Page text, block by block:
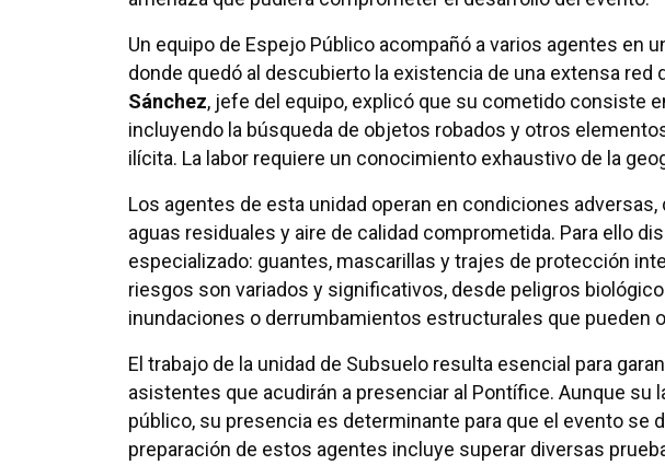
Un equipo de Espejo Público acompañó a varios agentes en
donde quedó al descubierto la existencia de una extensa red
Sánchez, jefe del equipo, explicó que su cometido consiste
incluyendo la búsqueda de objetos robados y otros
ilícita. La labor requiere un conocimiento exhaustivo de la
Los agentes de esta unidad operan en condiciones
aguas residuales y aire de calidad comprometida. Para ello
especializado: guantes, mascarillas y trajes de protección
riesgos son variados y significativos, desde peligros
inundaciones o derrumbamientos estructurales que pueden
El trabajo de la unidad de Subsuelo resulta esencial para
asistentes que acudirán a presenciar al Pontífice. Aunque su
público, su presencia es determinante para que el evento se
preparación de estos agentes incluye superar diversas